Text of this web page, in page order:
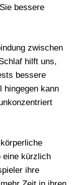
bessere
zwischen
hilft uns,
bessere
hingegen kann
eine kürzlich
ihre